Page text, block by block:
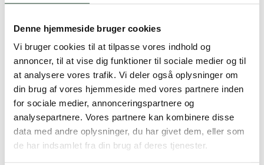
Denne hjemmeside bruger cookies
Vi bruger cookies til at tilpasse vores indhold og
annoncer, til at vise dig funktioner til sociale medier og til
at analysere vores trafik. Vi deler også oplysninger om
din brug af vores hjemmeside med vores partnere inden
for sociale medier, annonceringspartnere og
analysepartnere. Vores partnere kan kombinere disse
data med andre oplysninger, du har givet dem, eller som
de har indsamlet fra din brug af deres tjenester.
Faste lave priser*
*Gælder ikke ernæringsprodukter.
Stort udvalg af kendte
produkter
Vi tilbyder et stort udvalg af kendte
cremer, vitaminer og andre spændende
produkter – altid til fast lav pris.
Læs mere om Uglecare.dk her